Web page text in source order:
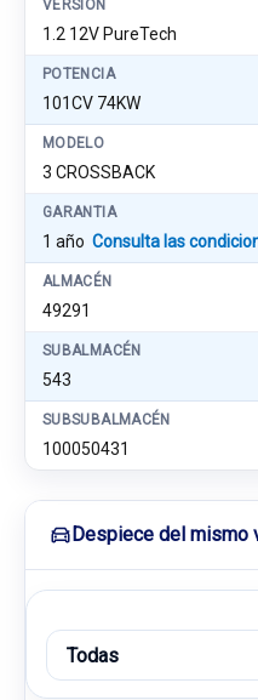
VERSIÓN
1.2 12V PureTech
POTENCIA
101CV 74KW
MODELO
3 CROSSBACK
GARANTIA
1 año Consulta las
ALMACÉN
49291
SUBALMACÉN
543
SUBSUBALMACÉN
100050431
Despiece del mismo